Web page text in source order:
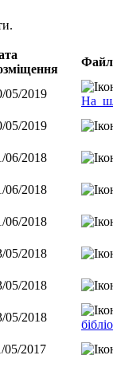
05/2019
05/2019
06/2018
06/2018
06/2018
05/2018
05/2018
05/2018
05/2017